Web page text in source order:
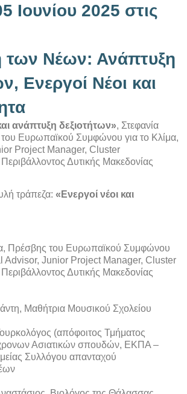
Ιουνίου 2025 στις
των Νέων: Ανάπτυξη
Ενεργοί Νέοι και
ανάπτυξη δεξιοτήτων», Στεφανία
Ευρωπαϊκού Συμφώνου για το Κλίμα,
Project Manager, Cluster
Περιβάλλοντος Δυτικής Μακεδονίας
τράπεζα: «Ενεργοί νέοι και
Πρέσβης του Ευρωπαϊκού Συμφώνου
Advisor, Junior Project Manager, Cluster
Περιβάλλοντος Δυτικής Μακεδονίας
Μαθήτρια Μουσικού Σχολείου
(απόφοιτος Τμήματος
Ασιατικών σπουδών, ΕΚΠΑ –
Συλλόγου απανταχού